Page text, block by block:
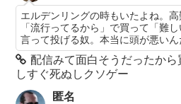
エルデンリングの時もいたよね。
「流行ってるから」で買って「難
言って投げる奴。本当に頭が悪いん
配信みて面白そうだったか
しすぐ死ぬしクソゲー
匿名